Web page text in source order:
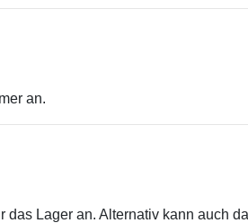
an.
das Lager an. Alternativ kann auch